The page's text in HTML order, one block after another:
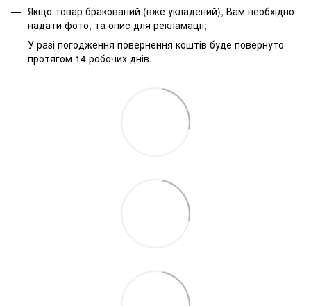
Якщо товар бракований (вже укладений), Вам необхідно
надати фото, та опис для рекламації;
У разі погодження повернення коштів буде повернуто
протягом 14 робочих днів.